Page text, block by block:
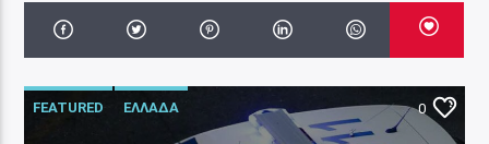
FEATURED ΕΛΛΑΔΑ 0